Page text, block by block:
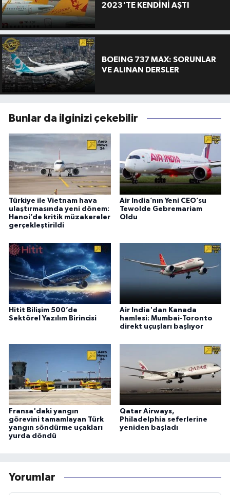
2023'TE KENDİNİ AŞTI
BOEING 737 MAX: SORUNLAR
VE ALINAN DERSLER
Bunlar da ilginizi çekebilir
Türkiye ile Vietnam hava
ulaştırmasında yeni dönem:
Hanoi’de kritik müzakereler
gerçekleştirildi
Air India’nın Yeni CEO’su
Tewolde Gebremariam
Oldu
Hitit Bilişim 500’de
Sektörel Yazılım Birincisi
Air India'dan Kanada
hamlesi: Mumbai-Toronto
direkt uçuşları başlıyor
Fransa'daki yangın
görevini tamamlayan Türk
yangın söndürme uçakları
yurda döndü
Qatar Airways,
Philadelphia seferlerine
yeniden başladı
Yorumlar